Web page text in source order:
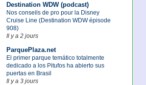
Destination WDW (podcast)
Nos conseils de pro pour la Disney
Cruise Line (Destination WDW épisode
908)
Il y a 2 jours
ParquePlaza.net
El primer parque temático totalmente
dedicado a los Pitufos ha abierto sus
puertas en Brasil
Il y a 3 jours